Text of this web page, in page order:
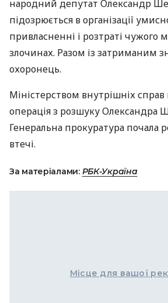
народний депутат Олександр
підозрюється в організації
привласненні і розтраті чужого
злочинах. Разом із затриманим
охоронець.
Міністерством внутрішніх
операція з розшуку Олександра
Генеральна прокуратура почала
втечі.
За матеріалами: РБК-Україна
Місце для вашої